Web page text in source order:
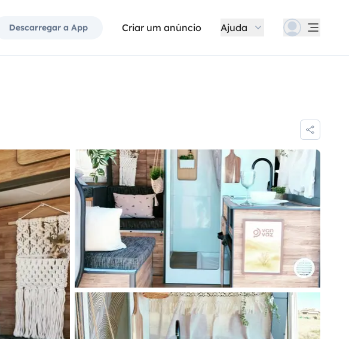
Descarregar a App Criar um anúncio Ajuda